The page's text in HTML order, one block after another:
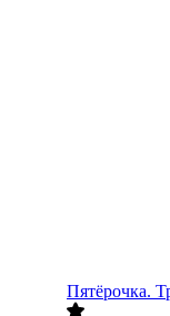
Пятёрочка.